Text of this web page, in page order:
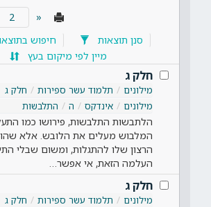
«
סנן תוצאות
חיפוש
מיין לפי מיקום בעץ
חלק ג
מילונים תלמוד עשר ספירות
חלק ג
מילונים
אינדקס ה התלבשות
הלתבשות התלבשות, פירושו כמו
המלבוש מעלים את הלובש. אלא
הרצון שלו להתגלות, ומשום שבלי
העלמה הזאת, אי אפשר…
חלק ג
מילונים תלמוד עשר ספירות
חלק ג